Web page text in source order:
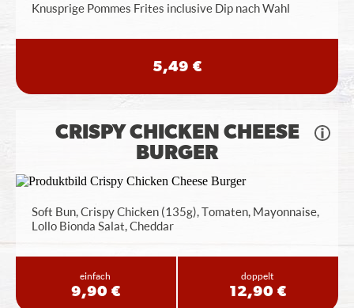
Knusprige Pommes Frites inclusive Dip nach Wahl
5,49 €
CRISPY CHICKEN CHEESE
BURGER
Soft Bun, Crispy Chicken (135g), Tomaten, Mayonnaise,
Lollo Bionda Salat, Cheddar
einfach
9,90 €
doppelt
12,90 €